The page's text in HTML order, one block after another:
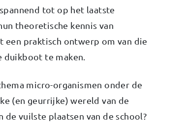
tot op het laatste
theoretische kennis van
een praktisch ontwerp om van die
te maken.
micro-organismen onder de
(en geurrijke) wereld van de
de vuilste plaatsen van de school?